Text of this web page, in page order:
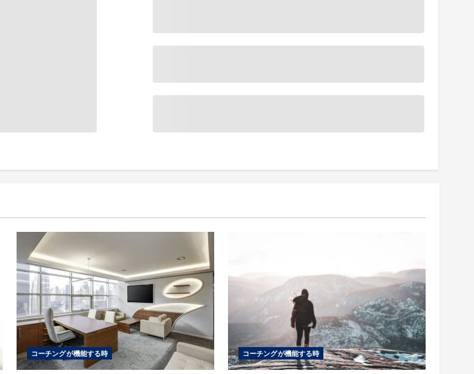
コーチングが機能する時 コーチングが機能する時